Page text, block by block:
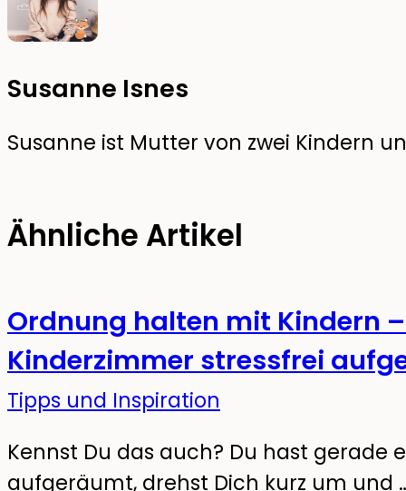
Susanne Isnes
Susanne ist Mutter von zwei Kindern
Ähnliche Artikel
Ordnung halten mit Kindern
Kinderzimmer stressfrei
Tipps und Inspiration
Kennst Du das auch? Du hast gerade
aufgeräumt, drehst Dich kurz um und